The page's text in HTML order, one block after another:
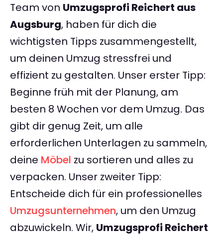
Team von Umzugsprofi Reichert aus
Augsburg, haben für dich die
wichtigsten Tipps zusammengestellt,
um deinen Umzug stressfrei und
effizient zu gestalten. Unser erster Tipp:
Beginne früh mit der Planung, am
besten 8 Wochen vor dem Umzug. Das
gibt dir genug Zeit, um alle
erforderlichen Unterlagen zu sammeln,
deine Möbel zu sortieren und alles zu
verpacken. Unser zweiter Tipp:
Entscheide dich für ein professionelles
Umzugsunternehmen, um den Umzug
abzuwickeln. Wir, Umzugsprofi Reichert